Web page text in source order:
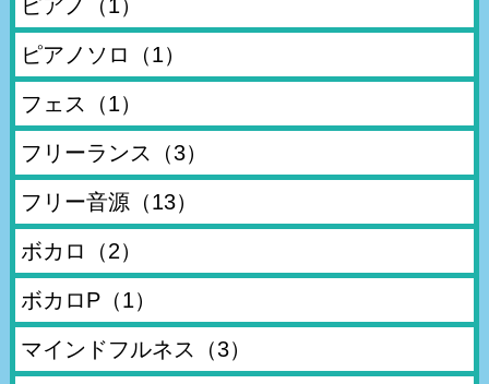
ピアノ （1）
ピアノソロ （1）
フェス （1）
フリーランス （3）
フリー音源（13）
ボカロ （2）
ボカロP（1）
マインドフルネス （3）